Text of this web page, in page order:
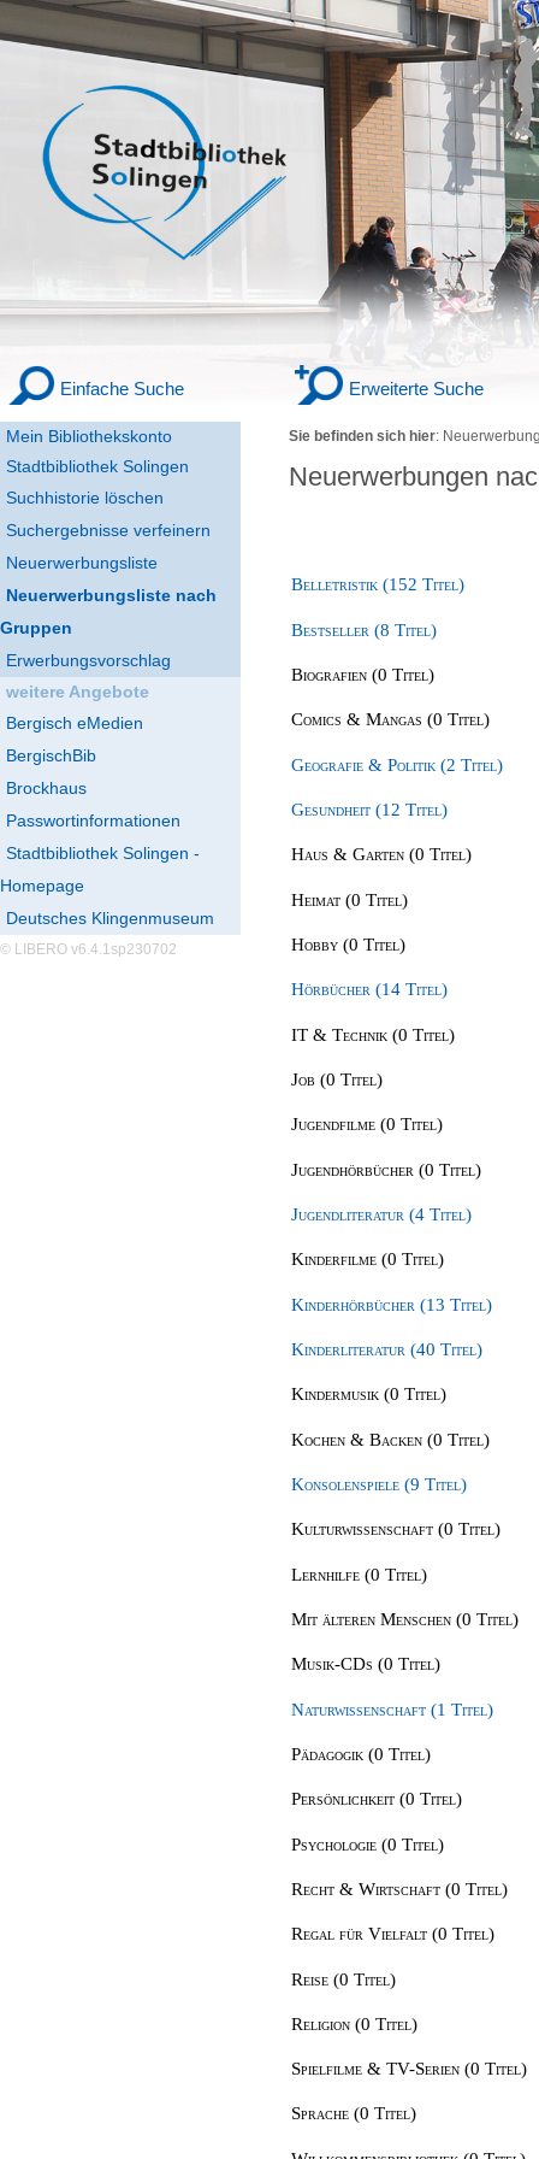
Mein Bibliothekskonto
Stadtbibliothek Solingen
Einfache Suche Erweiterte Suche
Suchhistorie löschen
Suchergebnisse verfeinern
Neuerwerbungsliste
Neuerwerbungsliste nach
Gruppen
Erwerbungsvorschlag
weitere Angebote
Bergisch eMedien
BergischBib
Brockhaus
Passwortinformationen
Stadtbibliothek Solingen -
Homepage
Deutsches Klingenmuseum
© LIBERO v6.4.1sp230702
Sie befinden sich hier:
Neuerwerbungen
Belletristik (152 Titel)
Bestseller (8 Titel)
Biografien (0 Titel)
Comics & Mangas (0 Titel)
Geografie & Politik (2 Titel)
Gesundheit (12 Titel)
Haus & Garten (0 Titel)
Heimat (0 Titel)
Hobby (0 Titel)
Hörbücher (14 Titel)
IT & Technik (0 Titel)
Job (0 Titel)
Jugendfilme (0 Titel)
Jugendhörbücher (0 Titel)
Jugendliteratur (4 Titel)
Kinderfilme (0 Titel)
Kinderhörbücher (13 Titel)
Kinderliteratur (40 Titel)
Kindermusik (0 Titel)
Kochen & Backen (0 Titel)
Konsolenspiele (9 Titel)
Kulturwissenschaft (0 Titel)
Lernhilfe (0 Titel)
Mit älteren Menschen (0 Titel)
Musik-CDs (0 Titel)
Naturwissenschaft (1 Titel)
Pädagogik (0 Titel)
Persönlichkeit (0 Titel)
Psychologie (0 Titel)
Recht & Wirtschaft (0 Titel)
Regal für Vielfalt (0 Titel)
Reise (0 Titel)
Religion (0 Titel)
Spielfilme & TV-Serien (0 Titel)
Sprache (0 Titel)